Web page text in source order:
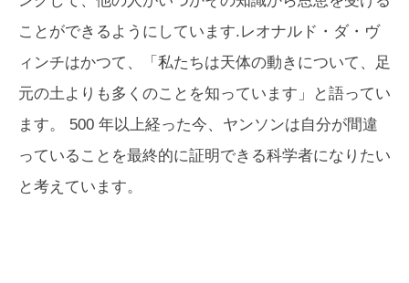
ことができるようにしています.レオナルド・ダ・ヴ
ィンチはかつて、「私たちは天体の動きについて、足
元の土よりも多くのことを知っています」と語ってい
ます。 500 年以上経った今、ヤンソンは自分が間違
っていることを最終的に証明できる科学者になりたい
と考えています。